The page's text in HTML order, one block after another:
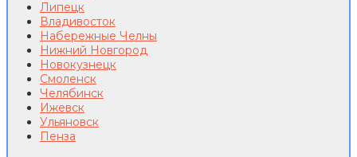
Липецк
Владивосток
Набережные Челны
Нижний Новгород
Новокузнецк
Смоленск
Челябинск
Ижевск
Ульяновск
Пенза